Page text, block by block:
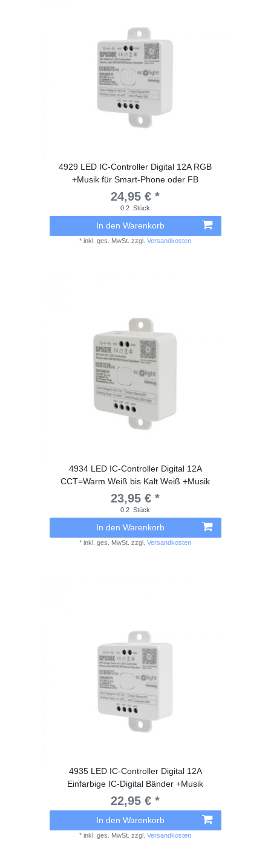
4929 LED IC-Controller Digital 12A RGB
+Musik für Smart-Phone oder FB
24,95 € *
0.2 Stück
In den Warenkorb
*inkl. ges. MwSt. zzgl.Versandkosten
4934 LED IC-Controller Digital 12A
CCT=Warm Weiß bis Kalt Weiß +Musik
23,95 € *
0.2 Stück
In den Warenkorb
*inkl. ges. MwSt. zzgl.Versandkosten
4935 LED IC-Controller Digital 12A
Einfarbige IC-Digital Bänder +Musik
22,95 € *
In den Warenkorb
*inkl. ges. MwSt. zzgl.Versandkosten